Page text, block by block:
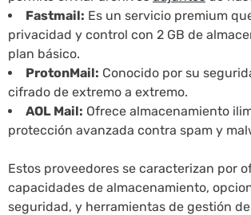
Fastmail: Es un servicio premium
privacidad y control con 2 GB de
plan básico.
ProtonMail: Conocido por su
cifrado de extremo a extremo.
AOL Mail: Ofrece almacenamiento
protección avanzada contra spam y
Estos proveedores se caracterizan por
capacidades de almacenamiento,
seguridad, y herramientas de gestión